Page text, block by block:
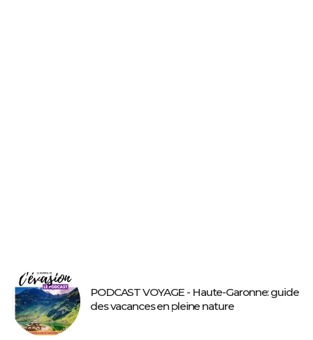
PODCAST VOYAGE - Haute-Garonne: guide
des vacances en pleine nature